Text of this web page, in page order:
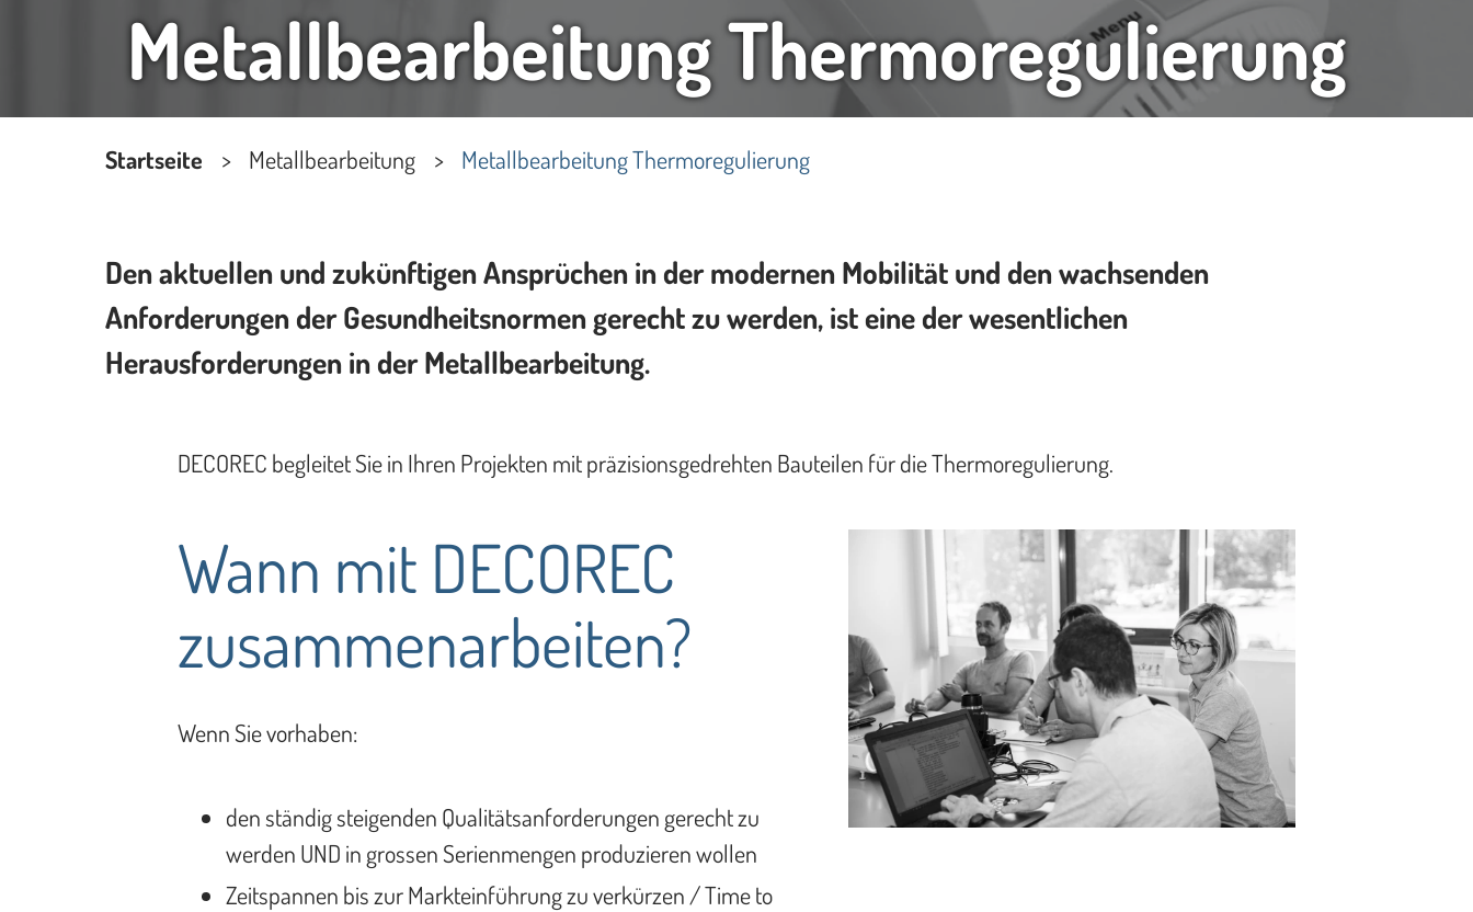
Metallbearbeitung Thermoregulierung
Startseite Metallbearbeitung Metallbearbeitung Thermoregulierung
Den aktuellen und zukünftigen Ansprüchen in der modernen Mobilität und den wachsenden
Anforderungen der Gesundheitsnormen gerecht zu werden, ist eine der wesentlichen
Herausforderungen in der Metallbearbeitung.
DECOREC begleitet Sie in Ihren Projekten mit präzisionsgedrehten Bauteilen für die Thermoregulierung.
Wann mit DECOREC
zusammenarbeiten?
Wenn Sie vorhaben:
den ständig steigenden Qualitätsanforderungen gerecht zu
werden UND in grossen Serienmengen produzieren wollen
Zeitspannen bis zur Markteinführung zu verkürzen / Time to